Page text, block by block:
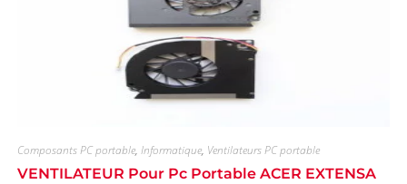
Composants PC portable, Informatique, Ventilateurs PC portable
VENTILATEUR Pour Pc Portable ACER EXTENSA